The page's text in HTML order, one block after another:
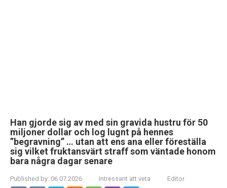
Han gjorde sig av med sin gravida hustru för 50
miljoner dollar och log lugnt på hennes
”begravning” … utan att ens ana eller föreställa
sig vilket fruktansvärt straff som väntade honom
bara några dagar senare
Published by: 06.07.2026 Intressant att veta Editor